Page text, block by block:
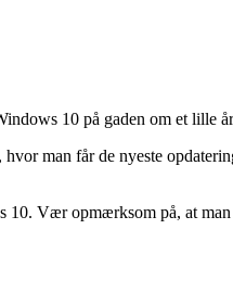
10 på gaden om et lille
man får de nyeste
10. Vær opmærksom på, at